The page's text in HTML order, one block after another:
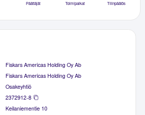
Päättäjät Toimipaikat Tilinpäätös
Fiskars Americas Holding Oy Ab
Fiskars Americas Holding Oy Ab
Osakeyhtiö
2372912-8
Keilaniementie 10